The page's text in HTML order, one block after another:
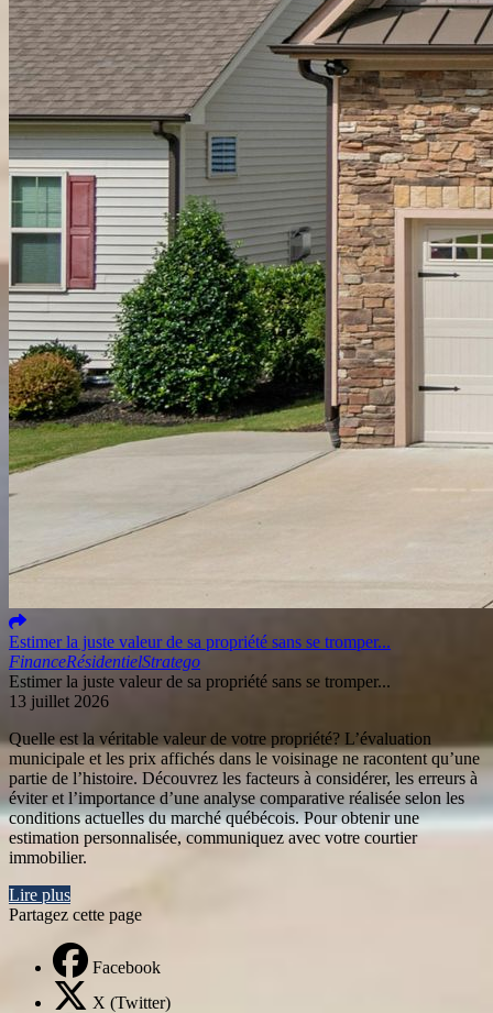
Estimer la juste valeur de sa propriété sans se tromper...
FinanceRésidentielStratego
Estimer la juste valeur de sa propriété sans se tromper...
13 juillet 2026
Quelle est la véritable valeur de votre propriété? L’évaluation
municipale et les prix affichés dans le voisinage ne racontent qu’une
partie de l’histoire. Découvrez les facteurs à considérer, les erreurs à
éviter et l’importance d’une analyse comparative réalisée selon les
conditions actuelles du marché québécois. Pour obtenir une
estimation personnalisée, communiquez avec votre courtier
immobilier.
Lire plus
Partagez cette page
Facebook
X (Twitter)